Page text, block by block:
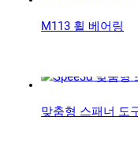
X Facebook LinkedIn YouTube
M113 휠 베어링
맞춤형 스패너 도